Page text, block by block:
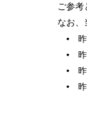
ご参考
なお、
• 昨
• 昨年
• 昨年
• 昨年